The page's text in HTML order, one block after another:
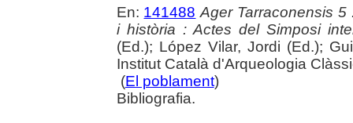
En: 141488 Ager Tarraconensis
i història : Actes del Simposi
(Ed.); López Vilar, Jordi (Ed.);
Institut Català d'Arqueologia
(El poblament)
Bibliografia.